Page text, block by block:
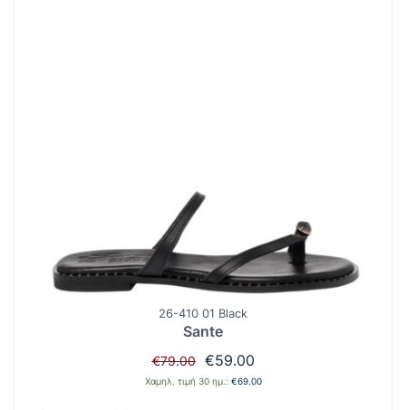
26-410 01 Black
Sante
€79.00
Original
price
€59.00Η
τρέχουσα
Χαμηλ. τιμή 30 ημ.: €69.00